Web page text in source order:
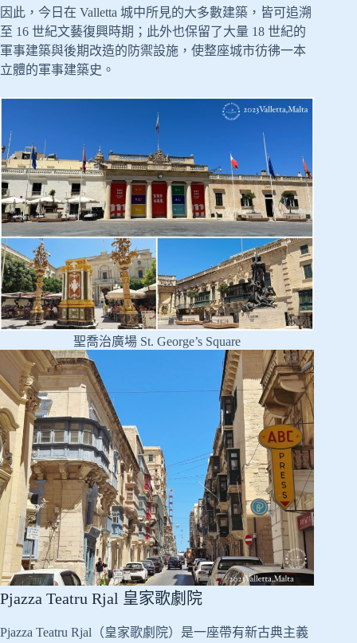
因此，今日在 Valletta 城中所見的大多數建築，皆可追溯
至 16 世紀文藝復興時期；此外也保留了大量 18 世紀的
軍事建築與後期改造的防禦設施，使整座城市彷彿一本
立體的軍事建築史。
聖喬治廣場 St. George’s Square
Pjazza Teatru Rjal 皇家歌劇院
Pjazza Teatru Rjal（皇家歌劇院）是一座帶有新古典主義